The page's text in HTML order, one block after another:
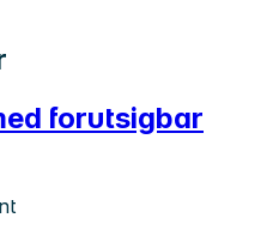
forutsigbar